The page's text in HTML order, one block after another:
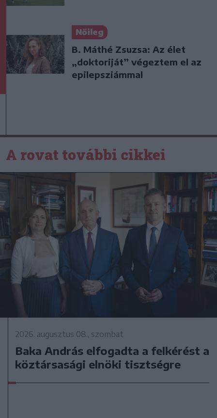
Nőileg
B. Máthé Zsuzsa: Az élet
„doktoriját” végeztem el az
epilepsziámmal
A rovat további cikkei
2026. augusztus 08., szombat
Baka András elfogadta a felkérést a
köztársasági elnöki tisztségre